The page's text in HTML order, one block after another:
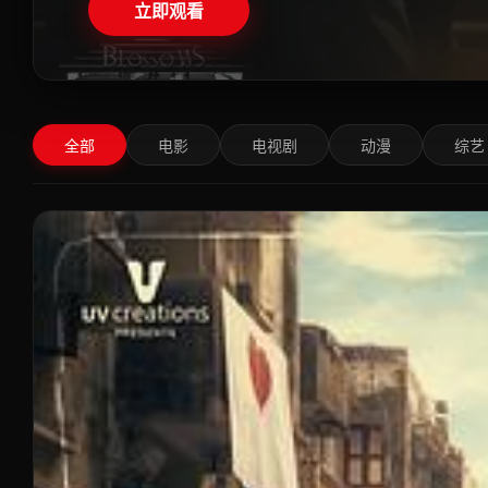
立即观看
全部 电影 电视剧 动漫 综艺